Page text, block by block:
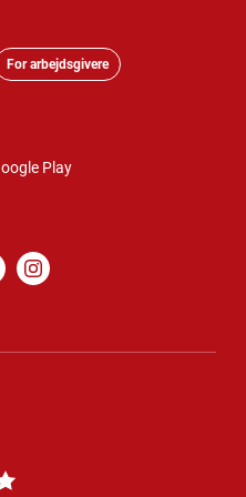
For arbejdsgivere